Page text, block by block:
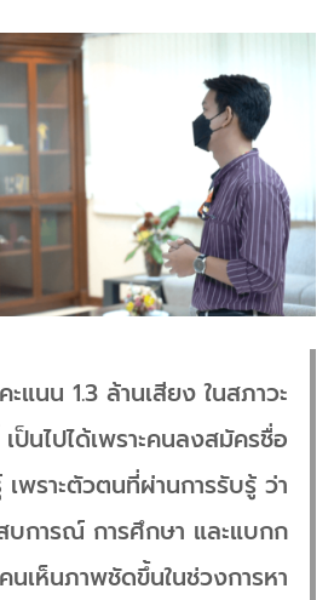
ะแนน 1.3 ล้านเสียง ในสภาวะ
ป็นไปได้เพราะคนลงสมัครชื่อ
พราะตัวตนที่ผ่านการรับรู้ ว่า
บการณ์ การศึกษา และแบกก
นเห็นภาพชัดขึ้นในช่วงการหา